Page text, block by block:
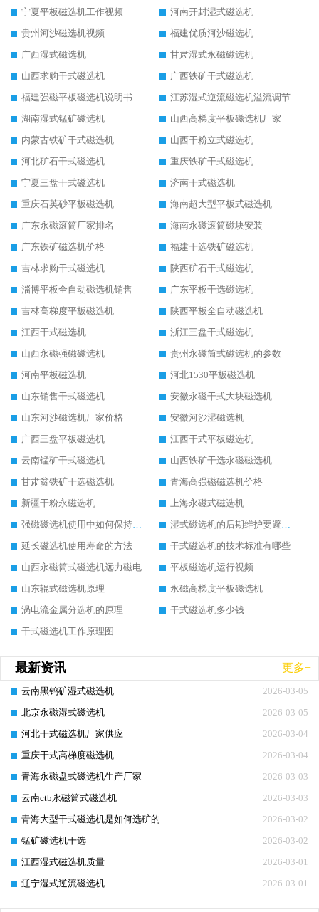
宁夏平板磁选机工作视频
河南开封湿式磁选机
贵州河沙磁选机视频
福建优质河沙磁选机
广西湿式磁选机
甘肃湿式永磁磁选机
山西求购干式磁选机
广西铁矿干式磁选机
福建强磁平板磁选机说明书
江苏湿式逆流磁选机溢流调节
湖南湿式锰矿磁选机
山西高梯度平板磁选机厂家
内蒙古铁矿干式磁选机
山西干粉立式磁选机
河北矿石干式磁选机
重庆铁矿干式磁选机
宁夏三盘干式磁选机
济南干式磁选机
重庆石英砂平板磁选机
海南超大型平板式磁选机
广东永磁滚筒厂家排名
海南永磁滚筒磁块安装
广东铁矿磁选机价格
福建干选铁矿磁选机
吉林求购干式磁选机
陕西矿石干式磁选机
淄博平板全自动磁选机销售
广东平板干选磁选机
吉林高梯度平板磁选机
陕西平板全自动磁选机
江西干式磁选机
浙江三盘干式磁选机
山西永磁强磁磁选机
贵州永磁筒式磁选机的参数
河南平板磁选机
河北1530平板磁选机
山东销售干式磁选机
安徽永磁干式大块磁选机
山东河沙磁选机厂家价格
安徽河沙湿磁选机
广西三盘平板磁选机
江西干式平板磁选机
云南锰矿干式磁选机
山西铁矿干选永磁磁选机
甘肃贫铁矿干选磁选机
青海高强磁磁选机价格
新疆干粉永磁选机
上海永磁式磁选机
强磁磁选机使用中如何保持其顺畅运行
湿式磁选机的后期维护要避开哪些坑
延长磁选机使用寿命的方法
干式磁选机的技术标准有哪些
山西永磁筒式磁选机远力磁电
平板磁选机运行视频
山东辊式磁选机原理
永磁高梯度平板磁选机
涡电流金属分选机的原理
干式磁选机多少钱
干式磁选机工作原理图
最新资讯 更多+
2026-03-05
云南黑钨矿湿式磁选机
2026-03-05
北京永磁湿式磁选机
2026-03-04
河北干式磁选机厂家供应
2026-03-04
重庆干式高梯度磁选机
2026-03-03
青海永磁盘式磁选机生产厂家
2026-03-03
云南ctb永磁筒式磁选机
2026-03-02
青海大型干式磁选机是如何选矿的
2026-03-02
锰矿磁选机干选
2026-03-01
江西湿式磁选机质量
2026-03-01
辽宁湿式逆流磁选机